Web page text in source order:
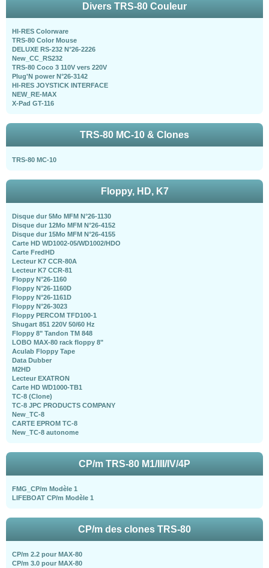
Divers TRS-80 Couleur
HI-RES Colorware
TRS-80 Color Mouse
DELUXE RS-232 N°26-2226
New_CC_RS232
TRS-80 Coco 3 110V vers 220V
Plug'N power N°26-3142
HI-RES JOYSTICK INTERFACE
NEW_RE-MAX
X-Pad GT-116
TRS-80 MC-10 & Clones
TRS-80 MC-10
Floppy, HD, K7
Disque dur 5Mo MFM N°26-1130
Disque dur 12Mo MFM N°26-4152
Disque dur 15Mo MFM N°26-4155
Carte HD WD1002-05/WD1002/HDO
Carte FredHD
Lecteur K7 CCR-80A
Lecteur K7 CCR-81
Floppy N°26-1160
Floppy N°26-1160D
Floppy N°26-1161D
Floppy N°26-3023
Floppy PERCOM TFD100-1
Shugart 851 220V 50/60 Hz
Floppy 8" Tandon TM 848
LOBO MAX-80 rack floppy 8"
Aculab Floppy Tape
Data Dubber
M2HD
Lecteur EXATRON
Carte HD WD1000-TB1
TC-8 (Clone)
TC-8 JPC PRODUCTS COMPANY
New_TC-8
CARTE EPROM TC-8
New_TC-8 autonome
CP/m TRS-80 M1/III/IV/4P
FMG_CP/m Modèle 1
LIFEBOAT CP/m Modèle 1
CP/m des clones TRS-80
CP/m 2.2 pour MAX-80
CP/m 3.0 pour MAX-80